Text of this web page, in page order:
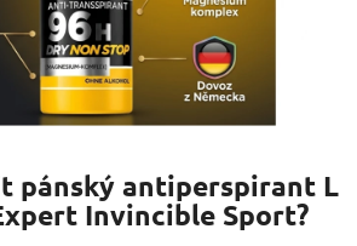
pánský antiperspirant L
Invincible Sport?